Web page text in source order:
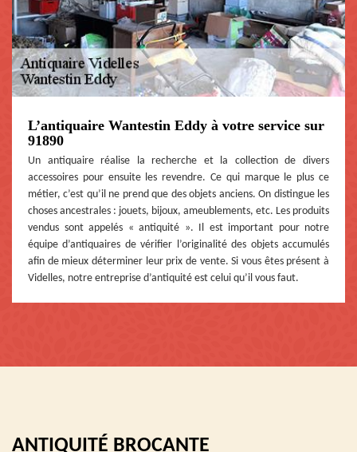
L’antiquaire Wantestin Eddy à votre service sur
91890
Un antiquaire réalise la recherche et la collection de divers
accessoires pour ensuite les revendre. Ce qui marque le plus ce
métier, c’est qu’il ne prend que des objets anciens. On distingue les
choses ancestrales : jouets, bijoux, ameublements, etc. Les produits
vendus sont appelés « antiquité ». Il est important pour notre
équipe d’antiquaires de vérifier l’originalité des objets accumulés
afin de mieux déterminer leur prix de vente. Si vous êtes présent à
Videlles, notre entreprise d’antiquité est celui qu’il vous faut.
ANTIQUITÉ BROCANTE